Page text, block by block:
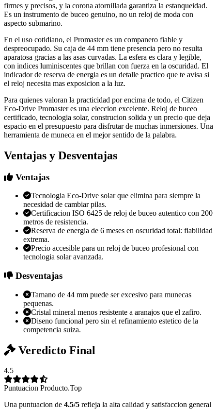
firmes y precisos, y la corona atornillada garantiza la estanqueidad.
Es un instrumento de buceo genuino, no un reloj de moda con
aspecto submarino.
En el uso cotidiano, el Promaster es un companero fiable y
despreocupado. Su caja de 44 mm tiene presencia pero no resulta
aparatosa gracias a las asas curvadas. La esfera es clara y legible,
con indices luminiscentes que brillan con fuerza en la oscuridad. El
indicador de reserva de energia es un detalle practico que te avisa si
el reloj necesita mas exposicion a la luz.
Para quienes valoran la practicidad por encima de todo, el Citizen
Eco-Drive Promaster es una eleccion excelente. Reloj de buceo
certificado, tecnologia solar, construcion solida y un precio que deja
espacio en el presupuesto para disfrutar de muchas inmersiones. Una
herramienta de muneca en el mejor sentido de la palabra.
Ventajas y Desventajas
Ventajas
Tecnologia Eco-Drive solar que elimina para siempre la
necesidad de cambiar pilas.
Certificacion ISO 6425 de reloj de buceo autentico con 200
metros de resistencia.
Reserva de energia de 6 meses en oscuridad total: fiabilidad
extrema.
Precio accesible para un reloj de buceo profesional con
tecnologia solar avanzada.
Desventajas
Tamano de 44 mm puede ser excesivo para munecas
pequenas.
Cristal mineral menos resistente a aranajos que el zafiro.
Diseno funcional pero sin el refinamiento estetico de la
competencia suiza.
Veredicto Final
4.5
Puntuacion Producto.Top
Una puntuacion de 4.5/5 refleja la alta calidad y satisfaccion general